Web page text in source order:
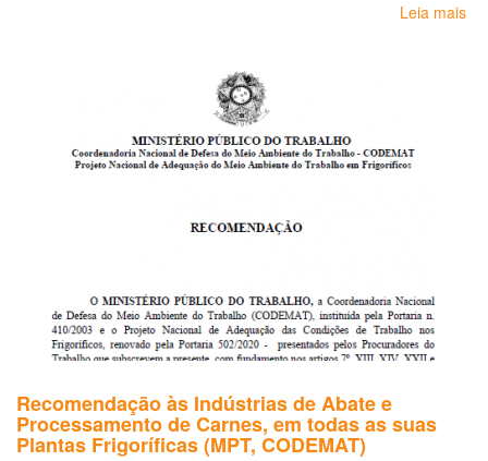
Leia mais
Recomendação às Indústrias de Abate e
Processamento de Carnes, em todas as suas
Plantas Frigoríficas (MPT, CODEMAT)